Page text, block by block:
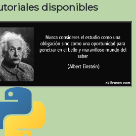
disponibles